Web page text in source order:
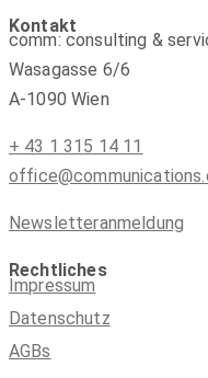
Kontakt
comm: consulting &
Wasagasse 6/6
A-1090 Wien
+ 43 1 315 14 11
Newsletteranmeldung
Rechtliches
Impressum
Datenschutz
AGBs